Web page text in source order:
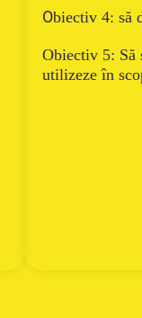
Obiectiv 4: să
Obiectiv 5: Să
utilizeze în